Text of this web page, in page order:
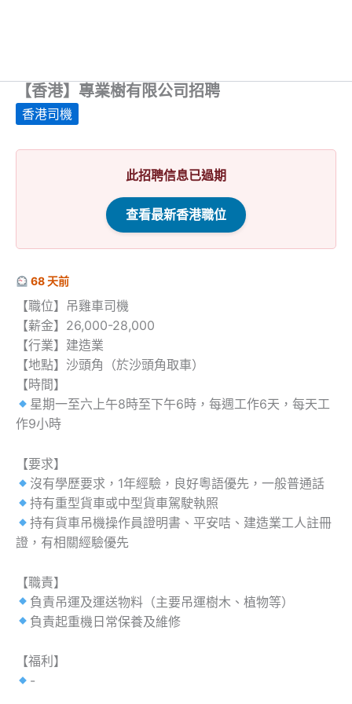
【香港】專業樹有限公司招聘
香港司機
此招聘信息已過期
查看最新香港職位
68 天前
【職位】吊雞車司機
【薪金】26,000-28,000
【行業】建造業
【地點】沙頭角（於沙頭角取車）
【時間】
星期一至六上午8時至下午6時，每週工作6天，每天工
作9小時
【要求】
沒有學歷要求，1年經驗，良好粵語優先，一般普通話
持有重型貨車或中型貨車駕駛執照
持有貨車吊機操作員證明書、平安咭、建造業工人註冊
證，有相關經驗優先
【職責】
負責吊運及運送物料（主要吊運樹木、植物等）
負責起重機日常保養及維修
【福利】
-